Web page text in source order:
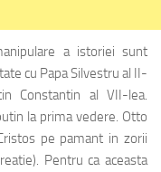
a istoriei sunt
cu Papa Silvestru al II-
Constantin al VII-lea.
la prima vedere. Otto
pe pamant in zorii
Pentru ca aceasta